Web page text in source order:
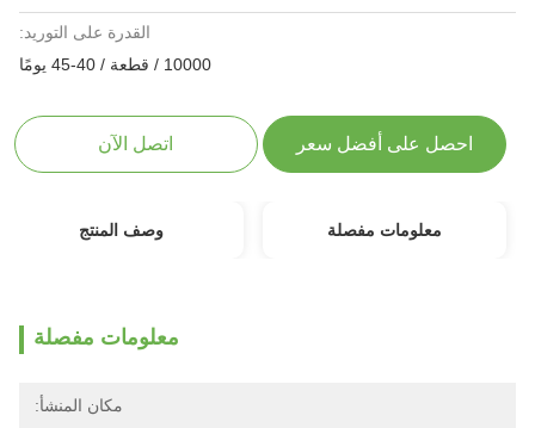
القدرة على التوريد:
10000 / قطعة / 40-45 يومًا
احصل على أفضل سعر اتصل الآن
معلومات مفصلة وصف المنتج
معلومات مفصلة
مكان المنشأ: